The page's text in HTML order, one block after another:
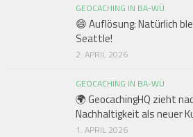
GEOCACHING IN BA-WÜ
😄 Auflösung: Natürlich
Seattle!
2. APRIL 2026
GEOCACHING IN BA-WÜ
🌍 GeocachingHQ zieht
Nachhaltigkeit als neuer
1. APRIL 2026